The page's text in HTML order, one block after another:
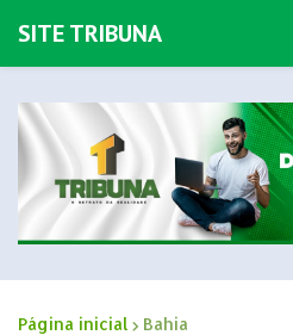
SITE TRIBUNA
Página inicial Bahia